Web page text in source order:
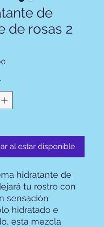
de
de rosas 2
*
al estar disponible
hidratante de
tu rostro con
sensación
hidratado e
esta mezcla